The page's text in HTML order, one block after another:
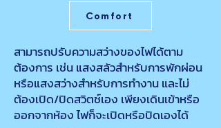
Comfort
สามารถปรับความสว่างของไฟได้ตาม
ต้องการ เช่น แสงสลัวสำหรับการพักผ่อน
หรือแสงสว่างสำหรับการทำงาน และไม่
ต้องเปิด/ปิดสวิตช์เอง เพียงเดินเข้าหรือ
ออกจากห้อง ไฟก็จะเปิดหรือปิดเองได้